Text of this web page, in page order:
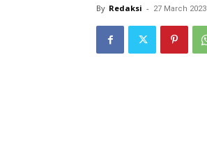
By Redaksi - 27 March 2023